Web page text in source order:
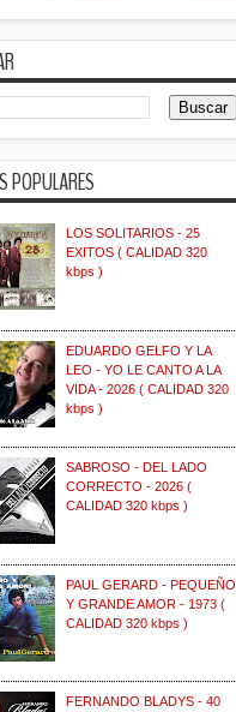
POPULARES
LOS SOLITARIOS - 25
EXITOS ( CALIDAD 320
kbps )
EDUARDO GELFO Y LA
LEO - YO LE CANTO A LA
VIDA - 2026 ( CALIDAD 320
kbps )
SABROSO - DEL LADO
CORRECTO - 2026 (
CALIDAD 320 kbps )
PAUL GERARD - PEQUEÑO
Y GRANDE AMOR - 1973 (
CALIDAD 320 kbps )
FERNANDO BLADYS - 40